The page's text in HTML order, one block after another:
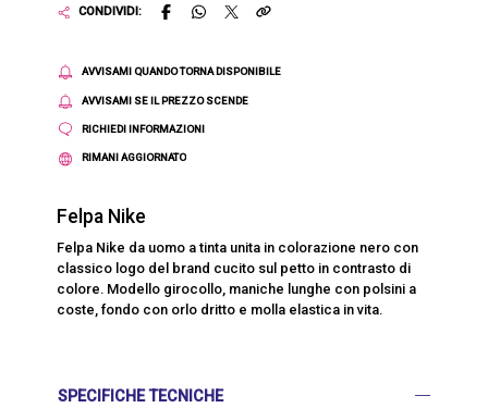
CONDIVIDI:
AVVISAMI QUANDO TORNA DISPONIBILE
AVVISAMI SE IL PREZZO SCENDE
RICHIEDI INFORMAZIONI
RIMANI AGGIORNATO
Felpa Nike
Felpa Nike da uomo a tinta unita in colorazione nero con
classico logo del brand cucito sul petto in contrasto di
colore. Modello girocollo, maniche lunghe con polsini a
coste, fondo con orlo dritto e molla elastica in vita.
SPECIFICHE TECNICHE